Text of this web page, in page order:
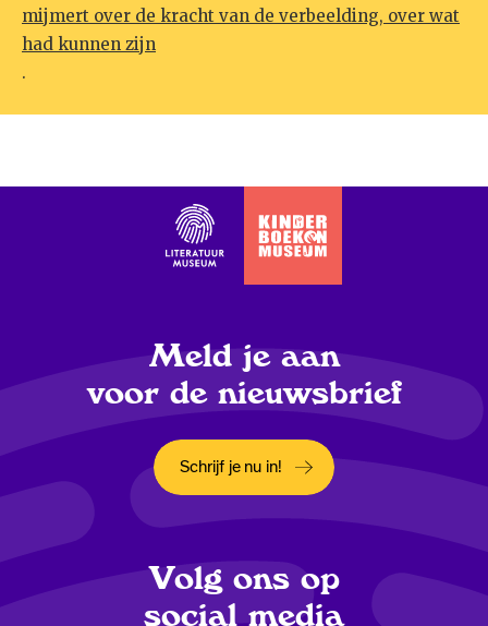
mijmert over de kracht van de verbeelding, over wat
had kunnen zijn
.
Meld je aan
voor de nieuwsbrief
Opent in een nieuw tabblad
Schrijf je nu in!
Volg ons op
social media